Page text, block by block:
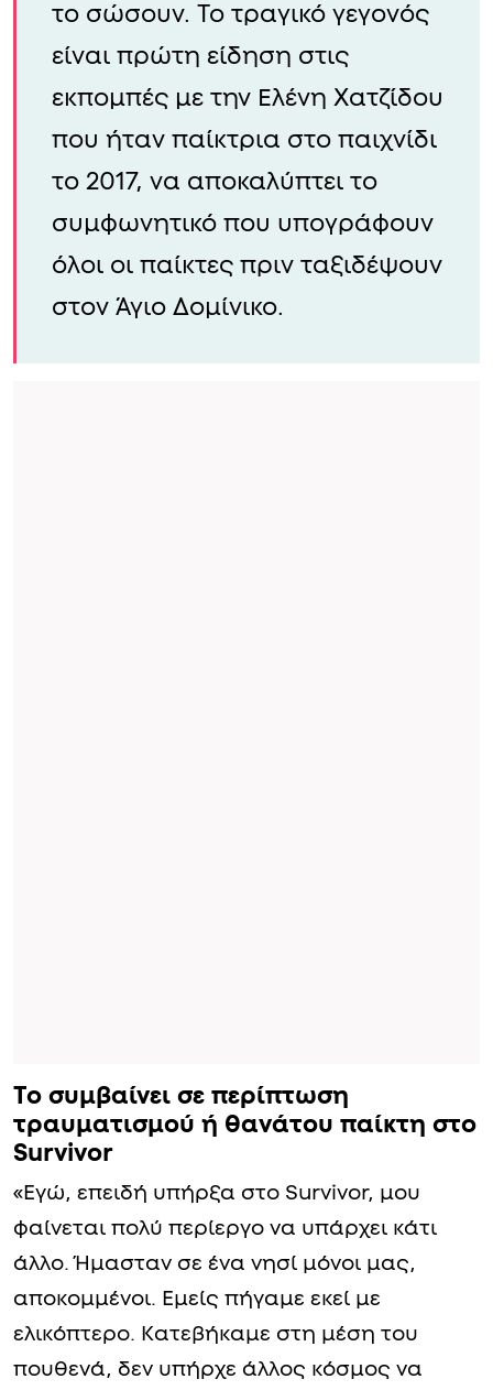
το σώσουν. Το τραγικό γεγονός
είναι πρώτη είδηση στις
εκπομπές με την Ελένη Χατζίδου
που ήταν παίκτρια στο παιχνίδι
το 2017, να αποκαλύπτει το
συμφωνητικό που υπογράφουν
όλοι οι παίκτες πριν ταξιδέψουν
στον Άγιο Δομίνικο.
Το συμβαίνει σε περίπτωση
τραυματισμού ή θανάτου παίκτη στο
Survivor
«Εγώ, επειδή υπήρξα στο Survivor, μου
φαίνεται πολύ περίεργο να υπάρχει κάτι
άλλο. Ήμασταν σε ένα νησί μόνοι μας,
αποκομμένοι. Εμείς πήγαμε εκεί με
ελικόπτερο. Κατεβήκαμε στη μέση του
πουθενά, δεν υπήρχε άλλος κόσμος να